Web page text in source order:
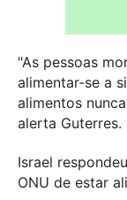
"As pessoas
alimentar-se a
alimentos
alerta Guterres.
Israel
ONU de estar